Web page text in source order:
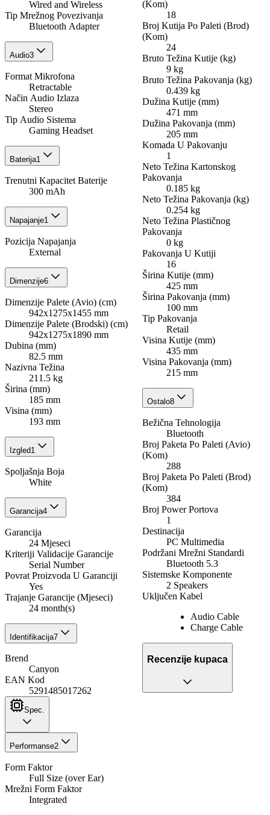
Wired and Wireless
Tip Mrežnog Povezivanja
Bluetooth Adapter
Audio3
Format Mikrofona
Retractable
Način Audio Izlaza
Stereo
Tip Audio Sistema
Gaming Headset
Baterija1
Trenutni Kapacitet Baterije
300 mAh
Napajanje1
Pozicija Napajanja
External
Dimenzije6
Dimenzije Palete (Avio) (cm)
942x1275x1455 mm
Dimenzije Palete (Brodski) (cm)
942x1275x1890 mm
Dubina (mm)
82.5 mm
Nazivna Težina
211.5 kg
Širina (mm)
185 mm
Visina (mm)
193 mm
Izgled1
Spoljašnja Boja
White
Garancija4
Garancija
24 Mjeseci
Kriteriji Validacije Garancije
Serial Number
Povrat Proizvoda U Garanciji
Yes
Trajanje Garancije (Mjeseci)
24 month(s)
Identifikacija7
Brend
Canyon
EAN Kod
5291485017262
(Kom)
18
Broj Kutija Po Paleti (Brod)
(Kom)
24
Bruto Težina Kutije (kg)
9 kg
Bruto Težina Pakovanja (kg)
0.439 kg
Dužina Kutije (mm)
471 mm
Dužina Pakovanja (mm)
205 mm
Komada U Pakovanju
1
Neto Težina Kartonskog
Pakovanja
0.185 kg
Neto Težina Pakovanja (kg)
0.254 kg
Neto Težina Plastičnog
Pakovanja
0 kg
Pakovanja U Kutiji
16
Širina Kutije (mm)
425 mm
Širina Pakovanja (mm)
100 mm
Tip Pakovanja
Retail
Visina Kutije (mm)
435 mm
Visina Pakovanja (mm)
215 mm
Ostalo8
Bežična Tehnologija
Bluetooth
Broj Paketa Po Paleti (Avio)
(Kom)
288
Broj Paketa Po Paleti (Brod)
(Kom)
384
Broj Power Portova
1
Destinacija
PC Multimedia
Podržani Mrežni Standardi
Bluetooth 5.3
Sistemske Komponente
2 Speakers
Uključen Kabel
Audio Cable
Charge Cable
Recenzije kupaca
Spec.
Performanse2
Form Faktor
Full Size (over Ear)
Mrežni Form Faktor
Integrated